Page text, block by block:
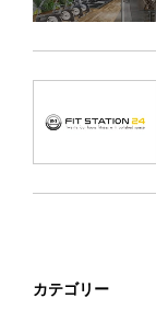
カテゴリー